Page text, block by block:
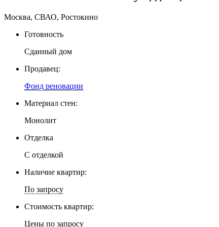
Москва, СВАО, Ростокино
Готовность
Сданный дом
Продавец:
Фонд реновации
Материал стен:
Монолит
Отделка
С отделкой
Наличие квартир:
По запросу
Стоимость квартир:
Цены по запросу